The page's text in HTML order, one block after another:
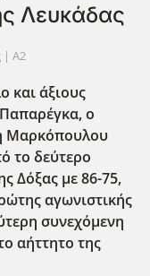
Λευκάδας
| A2
και άξιους
ο
Μαρκόπουλου
το δεύτερο
Δόξας με 86-75,
αγωνιστικής
συνεχόμενη
αήττητο της